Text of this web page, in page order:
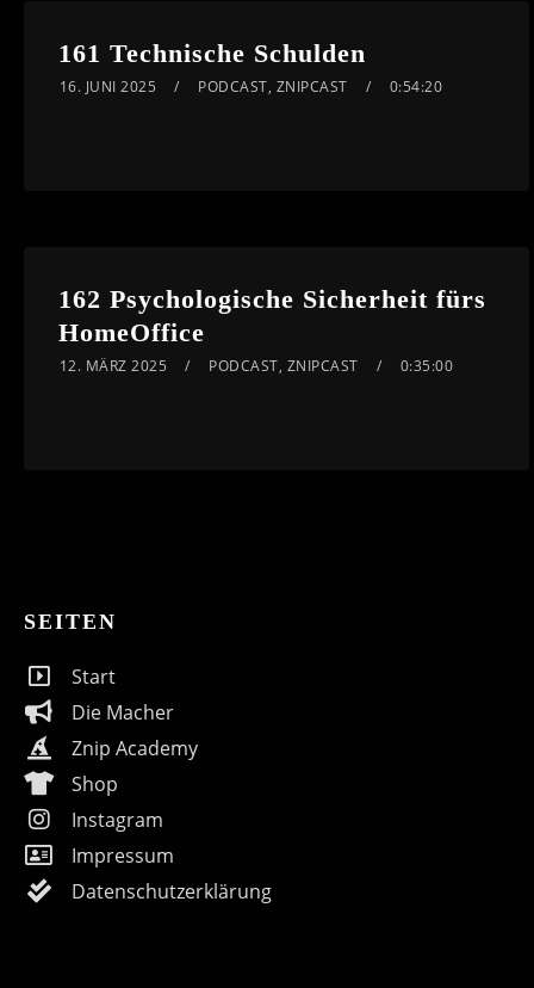
161 Technische Schulden
16. JUNI 2025 PODCAST, ZNIPCAST 0:54:20
162 Psychologische Sicherheit fürs
HomeOffice
12. MÄRZ 2025 PODCAST, ZNIPCAST 0:35:00
SEITEN
Start
Die Macher
Znip Academy
Shop
Instagram
Impressum
Datenschutzerklärung